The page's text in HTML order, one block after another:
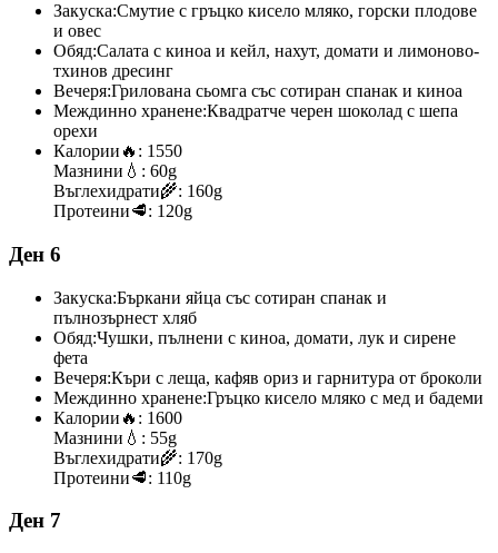
Закуска:Смутие с гръцко кисело мляко, горски плодове
и овес
Обяд:Салата с киноа и кейл, нахут, домати и лимоново-
тхинов дресинг
Вечеря:Грилована сьомга със сотиран спанак и киноа
Междинно хранене:Квадратче черен шоколад с шепа
орехи
Калории 🔥: 1550
Мазнини 💧: 60g
Въглехидрати🌾: 160g
Протеини🥩: 120g
Ден 6
Закуска:Бъркани яйца със сотиран спанак и
пълнозърнест хляб
Обяд:Чушки, пълнени с киноа, домати, лук и сирене
фета
Вечеря:Къри с леща, кафяв ориз и гарнитура от броколи
Междинно хранене:Гръцко кисело мляко с мед и бадеми
Калории 🔥: 1600
Мазнини 💧: 55g
Въглехидрати🌾: 170g
Протеини🥩: 110g
Ден 7